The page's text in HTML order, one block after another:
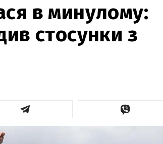
в минулому:
стосунки з